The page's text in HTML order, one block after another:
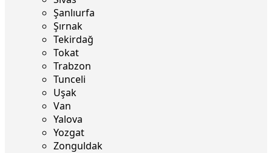
Şanlıurfa
Şırnak
Tekirdağ
Tokat
Trabzon
Tunceli
Uşak
Van
Yalova
Yozgat
Zonguldak